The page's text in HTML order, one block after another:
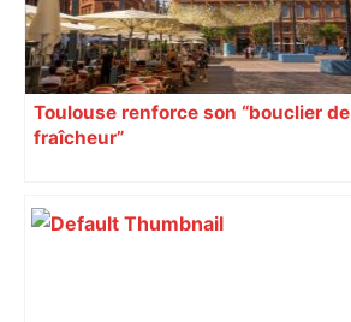
Toulouse renforce son “bouclier de
fraîcheur”